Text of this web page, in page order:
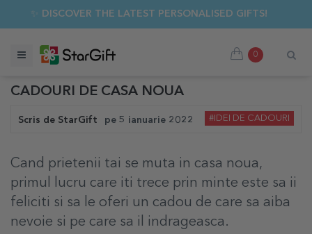
✨ DISCOVER THE LATEST PERSONALISED GIFTS!
0
CADOURI DE CASA NOUA
Scris de StarGift pe 5 ianuarie 2022 #IDEI DE CADOURI
Cand prietenii tai se muta in casa noua,
primul lucru care iti trece prin minte este sa ii
feliciti si sa le oferi un cadou de care sa aiba
nevoie si pe care sa il indrageasca.